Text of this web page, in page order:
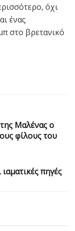
όχι
ένας
στο βρετανικό
Μαλένας ο
φίλους του
πηγές